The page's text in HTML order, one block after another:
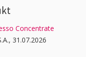
Concentrate
31.07.2026